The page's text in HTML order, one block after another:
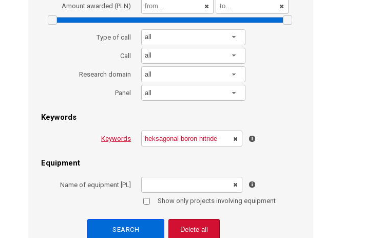
Amount awarded (PLN)
Type of call all
Call all
Research domain all
Panel all
Keywords
Keywords
Equipment
Name of equipment [PL]
Show only projects involving equipment
Delete all